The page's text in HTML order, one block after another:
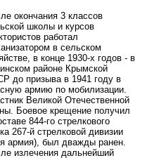
окончания 3 классов
школы и курсов
работал
в сельском
в конце 1930-х годов - в
районе Крымской
до призыва в 1941 году в
армию по мобилизации.
Великой Отечественной
Боевое крещение получил
844-го стрелкового
267-й стрелковой дивизии
армия), был дважды ранен.
излечения дальнейший